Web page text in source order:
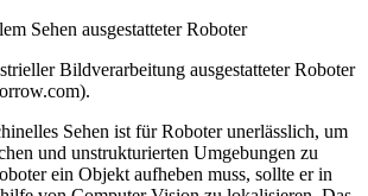
Bildverarbeitung ausgestatteter Roboter
Sehen ist für Roboter unerlässlich, um
und unstrukturierten Umgebungen zu
ein Objekt aufheben muss, sollte er in